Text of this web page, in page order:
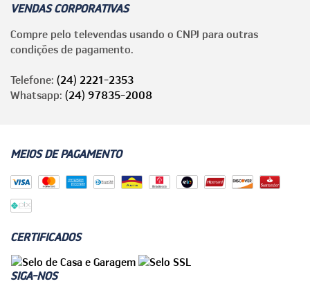
VENDAS CORPORATIVAS
Compre pelo televendas usando o CNPJ para outras
condições de pagamento.
Telefone: (24) 2221-2353
Whatsapp: (24) 97835-2008
MEIOS DE PAGAMENTO
CERTIFICADOS
SIGA-NOS